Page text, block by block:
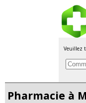
Veuillez
Pharmacie à